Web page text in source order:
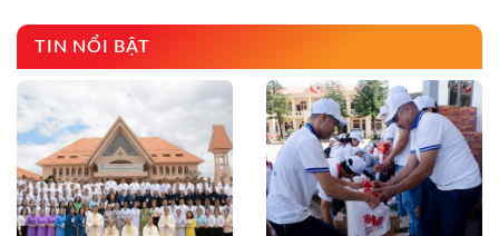
TIN NỔI BẬT